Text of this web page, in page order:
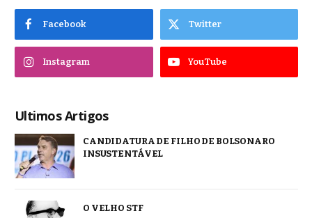
Facebook Twitter
Instagram YouTube
Ultimos Artigos
CANDIDATURA DE FILHO DE BOLSONARO
INSUSTENTÁVEL
O VELHO STF